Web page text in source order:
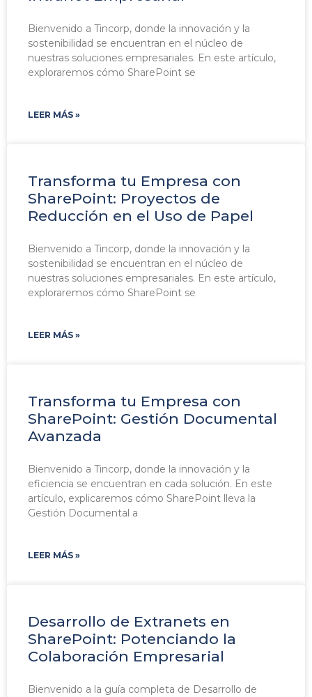
Bienvenido a Tincorp, donde la innovación y la
sostenibilidad se encuentran en el núcleo de
nuestras soluciones empresariales. En este artículo,
exploraremos cómo SharePoint se
LEER MÁS »
Transforma tu Empresa con
SharePoint: Proyectos de
Reducción en el Uso de Papel
Bienvenido a Tincorp, donde la innovación y la
sostenibilidad se encuentran en el núcleo de
nuestras soluciones empresariales. En este artículo,
exploraremos cómo SharePoint se
LEER MÁS »
Transforma tu Empresa con
SharePoint: Gestión Documental
Avanzada
Bienvenido a Tincorp, donde la innovación y la
eficiencia se encuentran en cada solución. En este
artículo, explicaremos cómo SharePoint lleva la
Gestión Documental a
LEER MÁS »
Desarrollo de Extranets en
SharePoint: Potenciando la
Colaboración Empresarial
Bienvenido a la guía completa de Desarrollo de